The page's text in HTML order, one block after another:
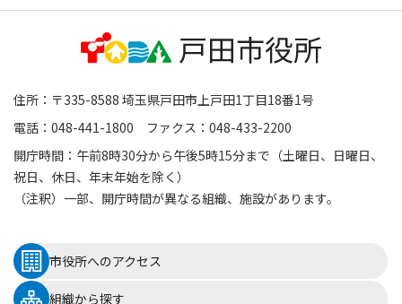
住所：〒335-8588 埼玉県戸田市上戸田1丁目18番1号
電話：048-441-1800 ファクス：048-433-2200
開庁時間：午前8時30分から午後5時15分まで（土曜日、日曜日、
祝日、休日、年末年始を除く）
（注釈）一部、開庁時間が異なる組織、施設があります。
市役所へのアクセス
組織から探す